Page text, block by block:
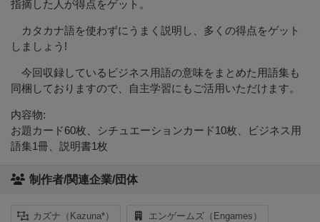
指摘した人が得点をゲット。
カタカナ語を使わずにうまく説明し、多くの得点をゲット
しましょう!
今回収録しているビジネス用語の意味をまとめた用語集も
同梱しておりますので、自主学習にもご活用いただけます。
内容物:
お題カード60枚、シチュエーションカード10枚、ビジネス用
語集1冊、説明書1枚
制作者/関連企業/団体
カズナ（Kazuna*） エンゲームズ（Engames）